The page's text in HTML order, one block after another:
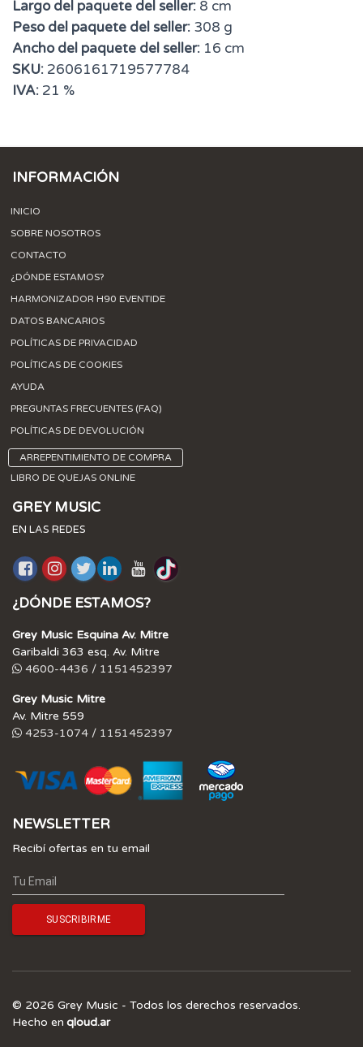
Largo del paquete del seller: 8 cm
Peso del paquete del seller: 308 g
Ancho del paquete del seller: 16 cm
SKU: 2606161719577784
IVA: 21 %
INFORMACIÓN
INICIO
SOBRE NOSOTROS
CONTACTO
¿DÓNDE ESTAMOS?
HARMONIZADOR H90 EVENTIDE
DATOS BANCARIOS
POLÍTICAS DE PRIVACIDAD
POLÍTICAS DE COOKIES
AYUDA
PREGUNTAS FRECUENTES (FAQ)
POLÍTICAS DE DEVOLUCIÓN
ARREPENTIMIENTO DE COMPRA
LIBRO DE QUEJAS ONLINE
GREY MUSIC
EN LAS REDES
¿DÓNDE ESTAMOS?
Grey Music Esquina Av. Mitre
Garibaldi 363 esq. Av. Mitre
4600-4436 / 1151452397
Grey Music Mitre
Av. Mitre 559
4253-1074 / 1151452397
NEWSLETTER
Recibí ofertas en tu email
© 2026 Grey Music - Todos los derechos reservados.
Hecho en qloud.ar